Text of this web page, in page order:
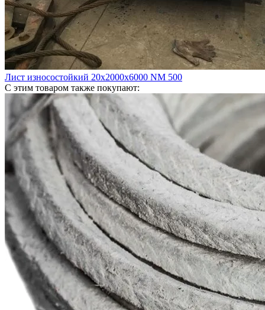
Лист износостойкий 20х2000х6000 NM 500
С этим товаром также покупают: